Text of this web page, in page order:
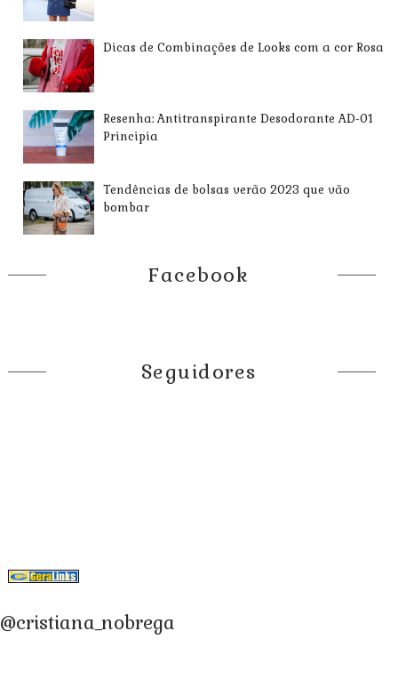
Dicas de Combinações de Looks com a cor Rosa
Resenha: Antitranspirante Desodorante AD-01
Principia
Tendências de bolsas verão 2023 que vão
bombar
Facebook
Seguidores
@cristiana_nobrega